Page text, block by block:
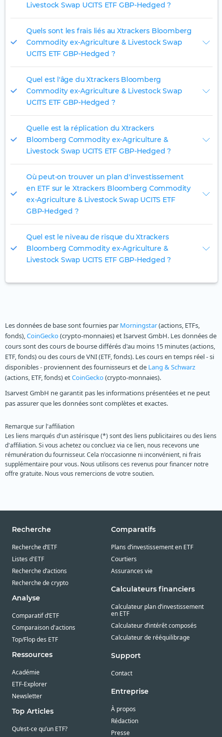
Livestock Swap UCITS ETF GBP-Hedged ?
Quels sont les frais liés au Xtrackers Bloomberg
Commodity ex-Agriculture & Livestock Swap
UCITS ETF GBP-Hedged ?
Quel est l'âge du Xtrackers Bloomberg
Commodity ex-Agriculture & Livestock Swap
UCITS ETF GBP-Hedged ?
Quelle est la réplication du Xtrackers
Bloomberg Commodity ex-Agriculture &
Livestock Swap UCITS ETF GBP-Hedged ?
Où peut-on trouver un plan d'investissement
en ETF sur le Xtrackers Bloomberg Commodity
ex-Agriculture & Livestock Swap UCITS ETF
GBP-Hedged ?
Quel est le niveau de risque du Xtrackers
Bloomberg Commodity ex-Agriculture &
Livestock Swap UCITS ETF GBP-Hedged ?
Les données de base sont fournies par Morningstar(actions, ETFs,
fonds),CoinGecko(crypto-monnaies) et Isarvest GmbH. Les données de
cours sont des cours de bourse différés d'au moins 15 minutes (actions,
ETF, fonds) ou des cours de VNI (ETF, fonds). Les cours en temps réel - si
disponibles - proviennent des fournisseurs et de Lang & Schwarz
(actions, ETF, fonds) etCoinGecko(crypto-monnaies).
Isarvest GmbH ne garantit pas les informations présentées et ne peut
pas assurer que les données sont complètes et exactes.
Remarque sur l'affiliation
Les liens marqués d'un astérisque (*) sont des liens publicitaires ou des liens
d'affiliation. Si vous achetez ou concluez via ce lien, nous recevons une
rémunération du fournisseur. Cela n'occasionne ni inconvénient, ni frais
supplémentaire pour vous. Nous utilisons ces revenus pour financer notre
offre gratuite. Nous vous remercions de votre soutien.
Recherche
Recherche d’ETF
Listes d'ETF
Recherche d’actions
Recherche de crypto
Analyse
Comparatif d’ETF
Comparaison d'actions
Top/Flop des ETF
Ressources
Académie
ETF-Explorer
Newsletter
Top Articles
Qu’est-ce qu’un ETF?
Comparatifs
Plans d’investissement en ETF
Courtiers
Assurances vie
Calculateurs financiers
Calculateur plan d’investissement
en ETF
Calculateur d’intérêt composés
Calculateur de rééquilibrage
Support
Contact
Entreprise
À propos
Rédaction
Presse